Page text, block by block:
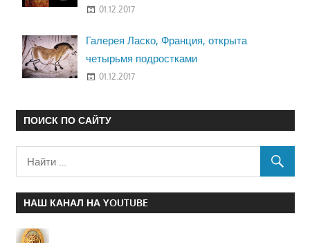
01.12.2017
Галерея Ласко, Франция, открыта
четырьмя подростками
01.12.2017
ПОИСК ПО САЙТУ
НАШ КАНАЛ НА YOUTUBE